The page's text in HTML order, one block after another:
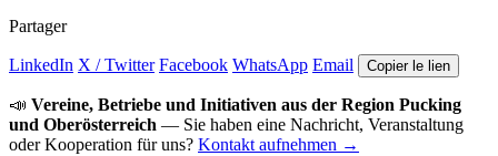
Partager
LinkedIn X / Twitter Facebook WhatsApp Email Copier le lien
📣 Vereine, Betriebe und Initiativen aus der Region Pucking
und Oberösterreich — Sie haben eine Nachricht, Veranstaltung
oder Kooperation für uns? Kontakt aufnehmen →